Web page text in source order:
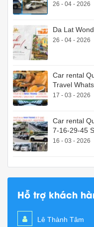
26 - 04 - 2026
Da Lat
26 - 04 - 2026
Car rental
Travel
17 - 03 - 2026
Car rental
7-16-29-45
16 - 03 - 2026
Hỗ trợ khách
Lê Thành Tâm